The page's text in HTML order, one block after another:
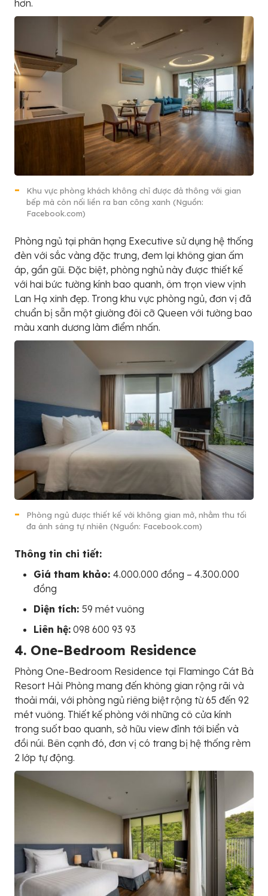
hơn.
Khu vực phòng khách không chỉ được đả thông với gian
bếp mà còn nối liền ra ban công xanh (Nguồn:
Facebook.com)
Phòng ngủ tại phân hạng Executive sử dụng hệ thống
đèn với sắc vàng đặc trưng, đem lại không gian ấm
áp, gần gũi. Đặc biệt, phòng nghủ này được thiết kế
với hai bức tường kính bao quanh, ôm trọn view vịnh
Lan Hạ xinh đẹp. Trong khu vực phòng ngủ, đơn vị đã
chuẩn bị sẵn một giường đôi cỡ Queen với tường bao
màu xanh dương làm điểm nhấn.
Phòng ngủ được thiết kế với không gian mở, nhằm thu tối
đa ánh sáng tự nhiên (Nguồn: Facebook.com)
Thông tin chi tiết:
Giá tham khảo: 4.000.000 đồng – 4.300.000
đồng
Diện tích: 59 mét vuông
Liên hệ: 098 600 93 93
4. One-Bedroom Residence
Phòng One-Bedroom Residence tại Flamingo Cát Bà
Resort Hải Phòng mang đến không gian rộng rãi và
thoải mái, với phòng ngủ riêng biệt rộng từ 65 đến 92
mét vuông. Thiết kế phòng với những cô cửa kính
trong suốt bao quanh, sở hữu view đỉnh tới biển và
đồi núi. Bên cạnh đó, đơn vị có trang bị hệ thống rèm
2 lớp tự động.